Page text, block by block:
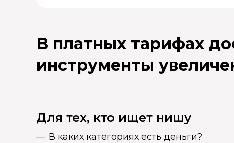
В платных тарифах
инструменты
Для тех, кто ищет нишу
В каких категориях есть деньги?